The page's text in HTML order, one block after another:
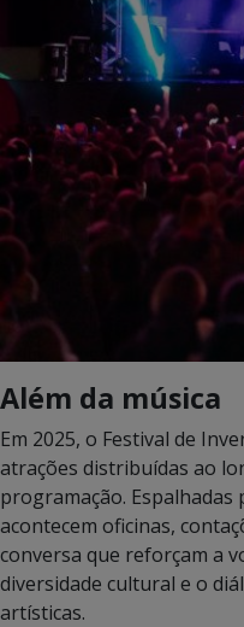
Além da música
Em 2025, o Festival de
atrações distribuídas ao
programação. Espalhadas
acontecem oficinas,
conversa que reforçam a
diversidade cultural e o
artísticas.